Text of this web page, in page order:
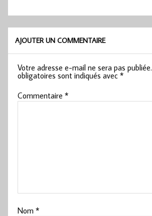
AJOUTER UN COMMENTAIRE
Votre adresse e-mail ne sera pas publiée.
obligatoires sont indiqués avec*
Commentaire*
Nom*